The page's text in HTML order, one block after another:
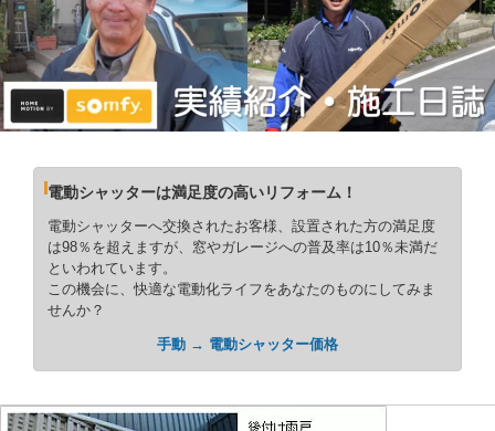
電動シャッターは満足度の高いリフォーム！
電動シャッターへ交換されたお客様、設置された方の満足度
は98％を超えますが、窓やガレージへの普及率は10％未満だ
といわれています。
この機会に、快適な電動化ライフをあなたのものにしてみま
せんか？
手動 → 電動シャッター価格